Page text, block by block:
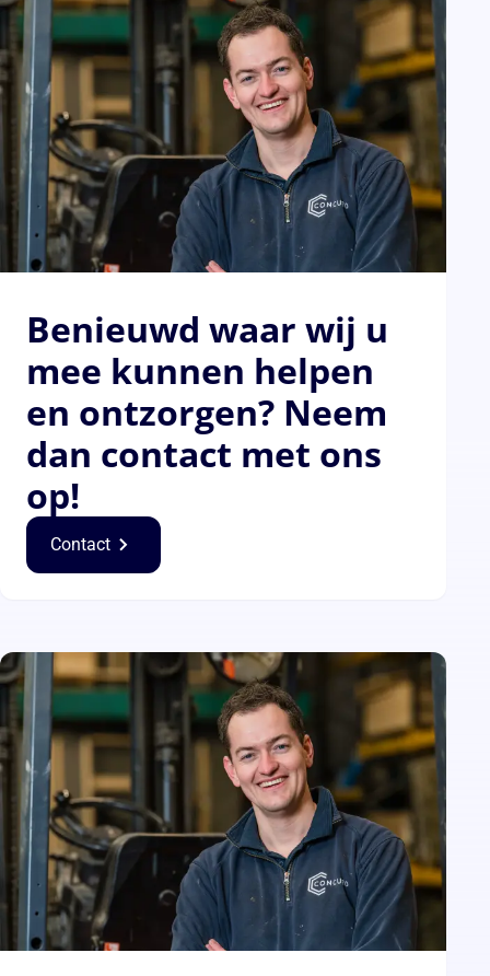
Benieuwd waar wij u
mee kunnen helpen
en ontzorgen? Neem
dan contact met ons
op!
Contact